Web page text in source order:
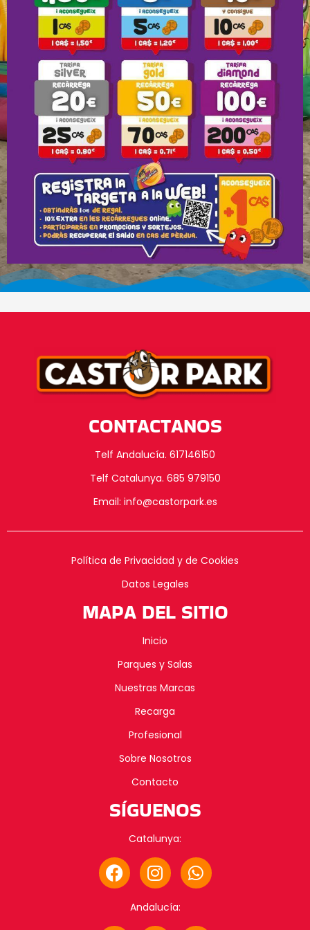
CONTACTANOS
Telf Andalucía. 617146150
Telf Catalunya. 685 979150
Email: info@castorpark.es
Política de Privacidad y de Cookies
Datos Legales
MAPA DEL SITIO
Inicio
Parques y Salas
Nuestras Marcas
Recarga
Profesional
Sobre Nosotros
Contacto
SÍGUENOS
Catalunya:
F
a
I
n
s
t
W
h
Andalucía: